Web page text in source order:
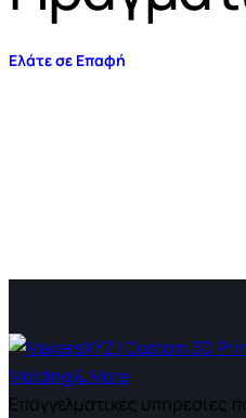
Ελάτε σε Επαφή
Επαγγελματικές υπηρεσίες